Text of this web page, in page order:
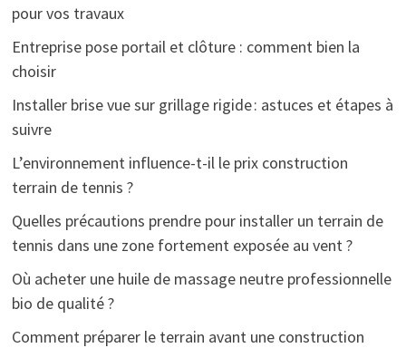
pour vos travaux
Entreprise pose portail et clôture : comment bien la
choisir
Installer brise vue sur grillage rigide : astuces et étapes à
suivre
L’environnement influence-t-il le prix construction
terrain de tennis ?
Quelles précautions prendre pour installer un terrain de
tennis dans une zone fortement exposée au vent ?
Où acheter une huile de massage neutre professionnelle
bio de qualité ?
Comment préparer le terrain avant une construction